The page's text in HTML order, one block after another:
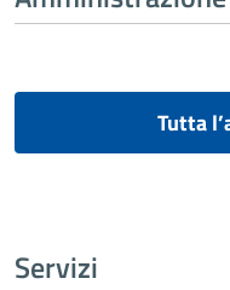
Tutta
Servizi